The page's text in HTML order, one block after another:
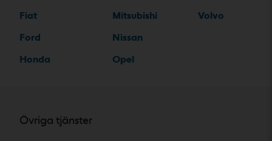
Fiat
Ford
Honda
Mitsubishi
Nissan
Opel
Volvo
Övriga tjänster